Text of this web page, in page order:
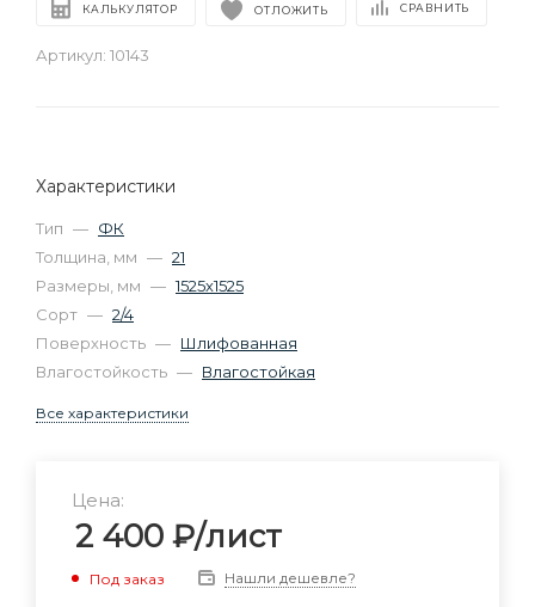
КАЛЬКУЛЯТОР ОТЛОЖИТЬ СРАВНИТЬ
Артикул: 10143
Характеристики
Тип — ФК
Толщина, мм — 21
Размеры, мм — 1525х1525
Сорт — 2/4
Поверхность — Шлифованная
Влагостойкость — Влагостойкая
Все характеристики
Цена:
2 400 ₽/лист
Под заказ Нашли дешевле?